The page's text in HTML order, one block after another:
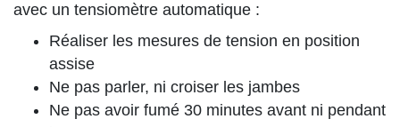
avec un tensiomètre automatique :
Réaliser les mesures de tension en position
assise
Ne pas parler, ni croiser les jambes
Ne pas avoir fumé 30 minutes avant ni pendant